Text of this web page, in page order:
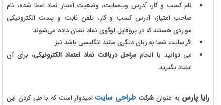
نام کسب و کار، آدرس وب‌سایت، وضعیت اعتبار نماد اعطا شده، نام
صاحب امتیاز، آدرس کسب و کار، تلفن ثابت و پست الکترونیکی
مواردی هستند که در پروفایل لوگوی نماد نشان داده می‌شوند.
اگر سایت شما به زبان دیگری مانند انگلیسی باشد نیز
می توانید با انجام مراحل دریافت نماد اعتماد الکترونیکی، برای آن
اینماد بگیرید.
رایا پارس به عنوان شرکتطراحی سایت امیدوار است که با طی کردن این